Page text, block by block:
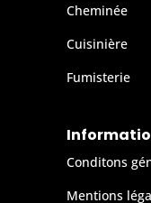
Cheminée
Cuisinière
Fumisterie
Conditons
Mentions